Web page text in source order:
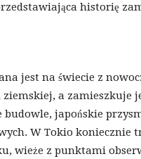
historię
jest na świecie z
a zamieszkuje
budowle, japońskie
W Tokio koniecznie
wieże z punktami